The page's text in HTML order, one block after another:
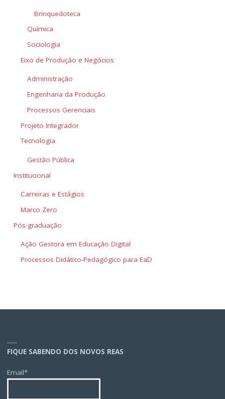
Brinquedoteca
Química
Sociologia
Eixo de Produção e Negócios
Administração
Engenharia da Produção
Processos Gerenciais
Projeto Integrador
Tecnologia
Gestão Pública
Institucional
Carreiras e Estágios
Marco Zero
Pós-graduação
Ação Gestora em Educação Digital
Processos Didático-Pedagógico para EaD
FIQUE SABENDO DOS NOVOS REAS
Email*